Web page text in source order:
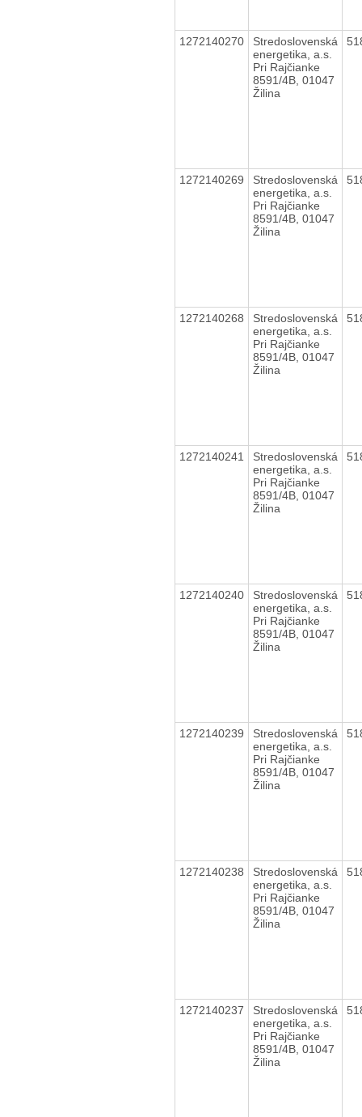
1272140270
Stredoslovenská
energetika, a.s.
Pri Rajčianke
8591/4B, 01047
Žilina
1272140269
Stredoslovenská
energetika, a.s.
Pri Rajčianke
8591/4B, 01047
Žilina
1272140268
Stredoslovenská
energetika, a.s.
Pri Rajčianke
8591/4B, 01047
Žilina
1272140241
Stredoslovenská
energetika, a.s.
Pri Rajčianke
8591/4B, 01047
Žilina
1272140240
Stredoslovenská
energetika, a.s.
Pri Rajčianke
8591/4B, 01047
Žilina
1272140239
Stredoslovenská
energetika, a.s.
Pri Rajčianke
8591/4B, 01047
Žilina
1272140238
Stredoslovenská
energetika, a.s.
Pri Rajčianke
8591/4B, 01047
Žilina
1272140237
Stredoslovenská
energetika, a.s.
Pri Rajčianke
8591/4B, 01047
Žilina